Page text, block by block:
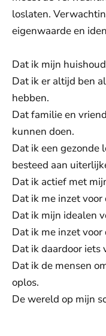
loslaten.
eigenwaarde en
Dat ik mijn
Dat ik er altijd ben
hebben.
Dat familie en
kunnen doen.
Dat ik een gezonde
besteed aan
Dat ik actief met
Dat ik me inzet
Dat ik mijn idealen
Dat ik me inzet
Dat ik daardoor iets
Dat ik de mensen
oplos.
De wereld op mijn